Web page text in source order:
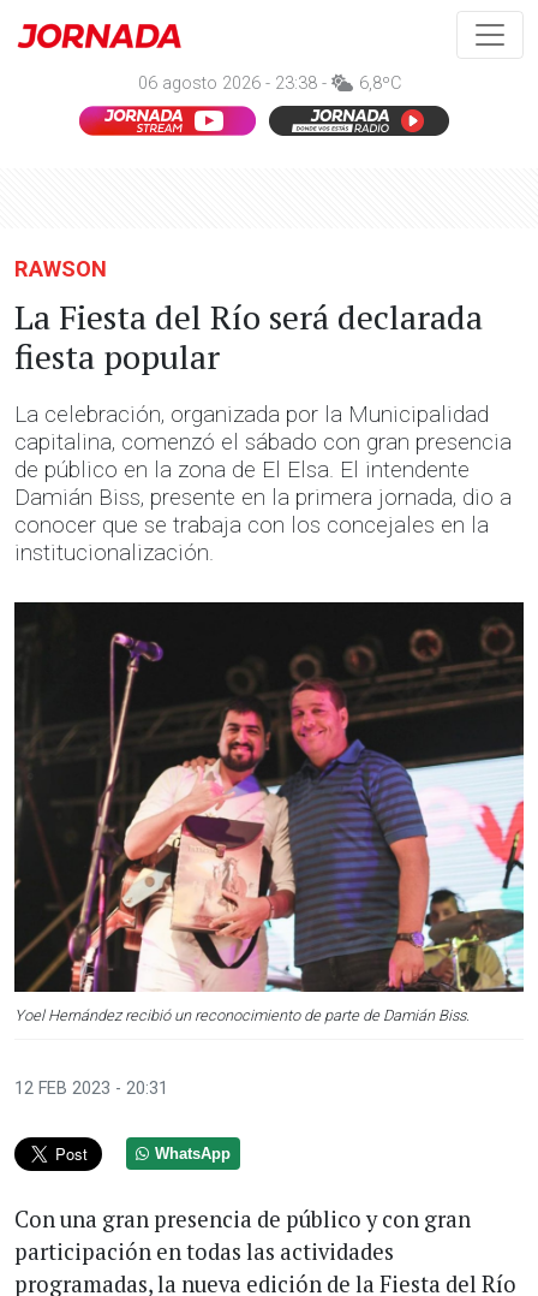
06 agosto 2026 - 23:38 - 6,8ºC
RAWSON
La Fiesta del Río será declarada
fiesta popular
La celebración, organizada por la Municipalidad
capitalina, comenzó el sábado con gran presencia
de público en la zona de El Elsa. El intendente
Damián Biss, presente en la primera jornada, dio a
conocer que se trabaja con los concejales en la
institucionalización.
Yoel Hernández recibió un reconocimiento de parte de Damián Biss.
12 FEB 2023 - 20:31
WhatsApp
Con una gran presencia de público y con gran
participación en todas las actividades
programadas, la nueva edición de la Fiesta del Río